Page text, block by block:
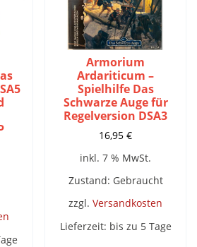
Armorium
Ardariticum –
Spielhilfe Das
Schwarze Auge für
Regelversion DSA3
16,95€
inkl. 7 % MwSt.
Zustand: Gebraucht
zzgl.Versandkosten
Lieferzeit: bis zu 5 Tage